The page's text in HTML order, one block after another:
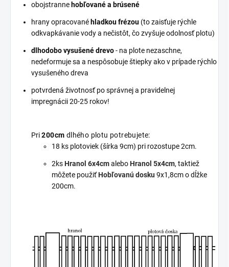
obojstranne hobľované a brúsené
hrany opracované hladkou frézou (to zaisťuje rýchle
odkvapkávanie vody a nečistôt, čo zvyšuje odolnosť plotu)
dlhodobo vysušenédrevo- na plote nezaschne,
nedeformuje sa a nespôsobuje štiepky ako v prípade rýchlo
vysušeného dreva
potvrdená životnosť po správnej a pravidelnej
impregnácii20-25 rokov!
Pri200cm dlhého plotu potrebujete:
18 ks plotoviek (šírka 9cm) pri rozostupe 2cm.
2ks Hranol 6x4cmalebo Hranol 5x4cm, taktiež
môžete použiť Hobľovanú dosku 9x1,8cm o dĺžke
200cm.